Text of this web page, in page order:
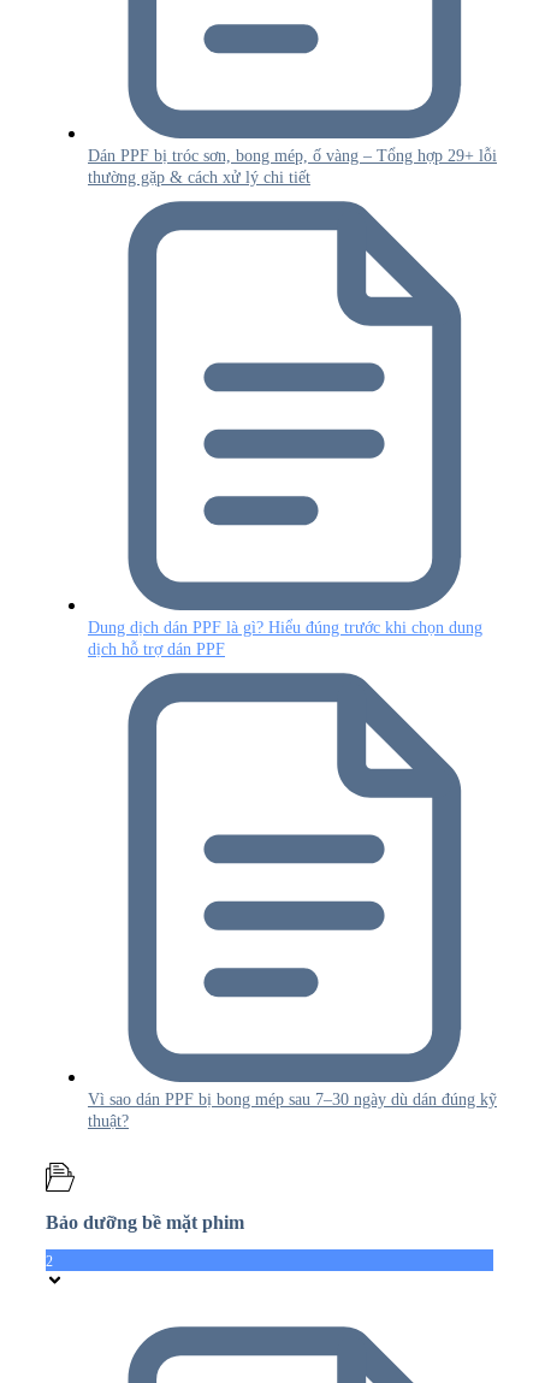
Dán PPF bị tróc sơn, bong mép, ố vàng – Tổng hợp 29+ lỗi
thường gặp & cách xử lý chi tiết
Dung dịch dán PPF là gì? Hiểu đúng trước khi chọn dung
dịch hỗ trợ dán PPF
Vì sao dán PPF bị bong mép sau 7–30 ngày dù dán đúng kỹ
thuật?
Bảo dưỡng bề mặt phim
2